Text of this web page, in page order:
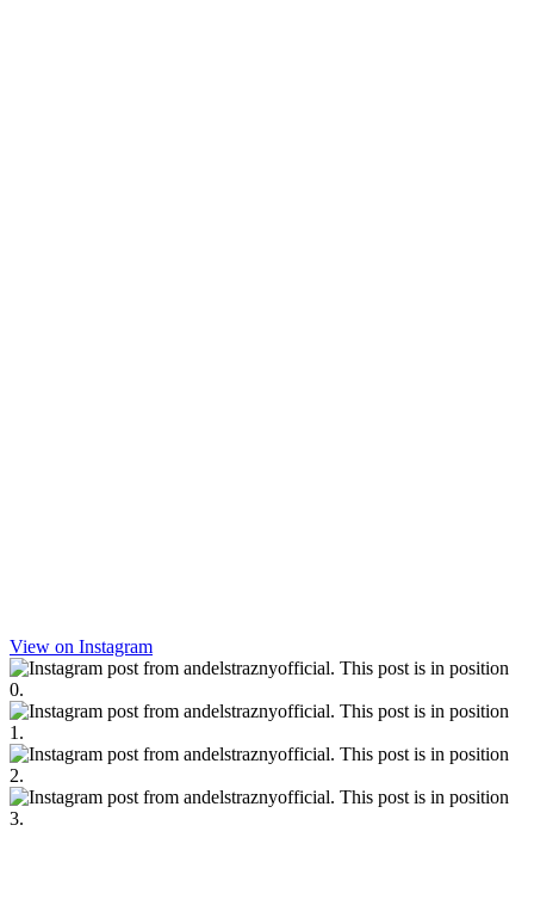
View on Instagram